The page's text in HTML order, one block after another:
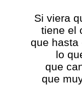
Si viera
tiene el
que hasta
lo
que
que